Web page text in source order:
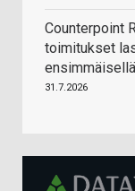
Counterpoint
toimitukset
31.7.2026